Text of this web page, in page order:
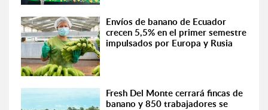
Envíos de banano de Ecuador
crecen 5,5% en el primer semestre
impulsados por Europa y Rusia
Fresh Del Monte cerrará fincas de
banano y 850 trabajadores se